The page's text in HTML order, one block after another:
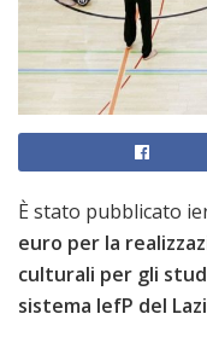
È stato pubblicato
euro per la
culturali per gli
sistema IefP del